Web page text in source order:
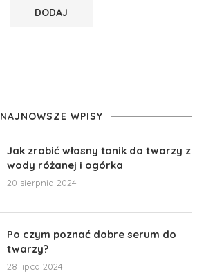
NAJNOWSZE WPISY
Jak zrobić własny tonik do twarzy z
wody różanej i ogórka
20 sierpnia 2024
Po czym poznać dobre serum do
twarzy?
28 lipca 2024